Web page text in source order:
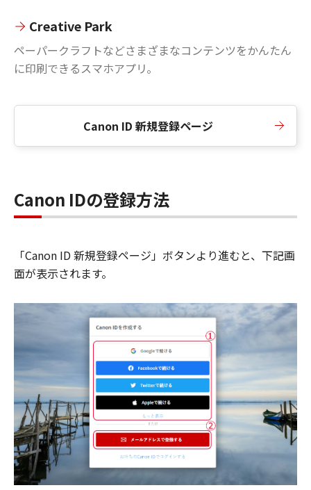
Creative Park
ペーパークラフトなどさまざまなコンテンツをかんたん
に印刷できるスマホアプリ。
Canon ID 新規登録ページ
Canon IDの登録方法
「Canon ID 新規登録ページ」ボタンより進むと、下記画
面が表示されます。